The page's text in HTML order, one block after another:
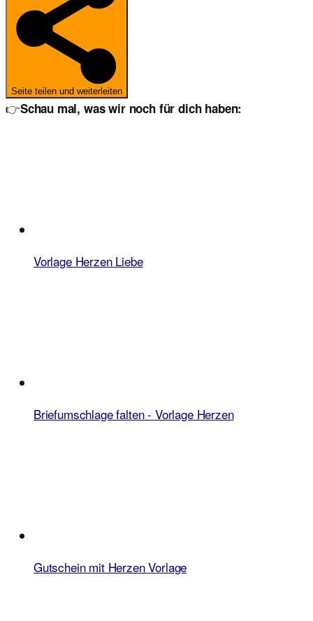
Seite teilen und weiterleiten
👉Schau mal, was wir noch für dich haben:
Vorlage Herzen Liebe
Briefumschlage falten - Vorlage Herzen
Gutschein mit Herzen Vorlage